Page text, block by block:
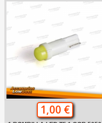
1,00 €